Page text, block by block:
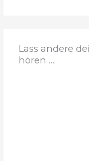
Lass andere
hören ...